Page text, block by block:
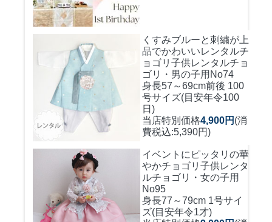
くすみブルーと刺繍が上
品でかわいいレンタルチ
ョゴリ 子供レンタルチョ
ゴリ・男の子用No74
身長57～69cm前後 100
号サイズ(目安年令100
日)
当店特別価格4,900円 (消
費税込:5,390円)
イベントにピッタリの華
やかチョゴリ 子供レンタ
ルチョゴリ・女の子用
No95
身長77～79cm 1号サイ
ズ(目安年令1才)